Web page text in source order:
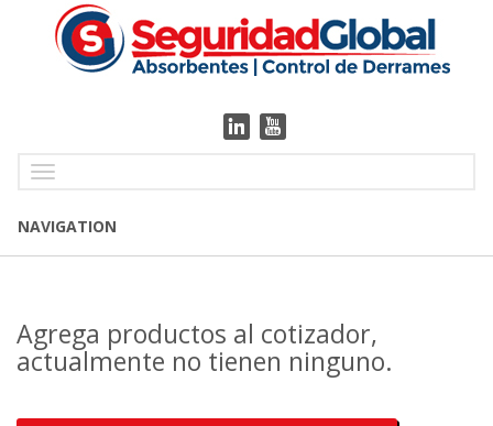
NAVIGATION
Agrega productos al cotizador,
actualmente no tienen ninguno.